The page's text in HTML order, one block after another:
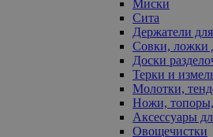
Миски
Сита
Держатели
Совки, ложки
Доски
Терки и
Молотки,
Ножи,
Аксессуары
Овощечистки